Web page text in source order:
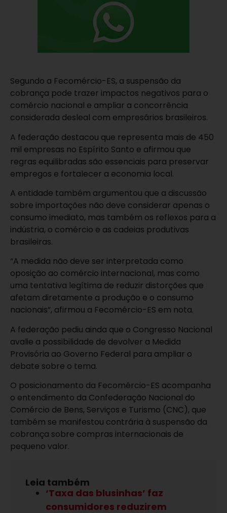
Segundo a Fecomércio-ES, a suspensão da
cobrança pode trazer impactos negativos para o
comércio nacional e ampliar a concorrência
considerada desleal com empresários brasileiros.
A federação destacou que representa mais de 450
mil empresas no Espírito Santo e afirmou que
regras equilibradas são essenciais para preservar
empregos e fortalecer a economia local.
A entidade também argumentou que a discussão
sobre importações não deve considerar apenas o
consumo imediato, mas também os reflexos para a
indústria, o comércio e as cadeias produtivas
brasileiras.
“A medida não deve ser interpretada como
oposição ao comércio internacional, mas como
uma tentativa legítima de reduzir distorções que
afetam diretamente a produção e o consumo
nacionais”, afirmou a Fecomércio-ES em nota.
A federação pediu ainda que o Congresso Nacional
avalie a possibilidade de devolver a Medida
Provisória ao Governo Federal para ampliar o
debate sobre o tema.
O posicionamento da Fecomércio-ES acompanha
o entendimento da Confederação Nacional do
Comércio de Bens, Serviços e Turismo (CNC), que
também se manifestou contrária à suspensão da
cobrança sobre compras internacionais de
pequeno valor.
Leia também
‘Taxa das blusinhas’ faz
consumidores reduzirem